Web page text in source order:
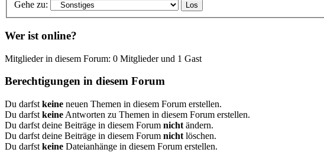
Gehe zu:
Wer ist online?
Mitglieder in diesem Forum: 0 Mitglieder und 1 Gast
Berechtigungen in diesem Forum
Du darfst keine neuen Themen in diesem Forum erstellen.
Du darfst keine Antworten zu Themen in diesem Forum erstellen.
Du darfst deine Beiträge in diesem Forum nicht ändern.
Du darfst deine Beiträge in diesem Forum nicht löschen.
Du darfst keine Dateianhänge in diesem Forum erstellen.